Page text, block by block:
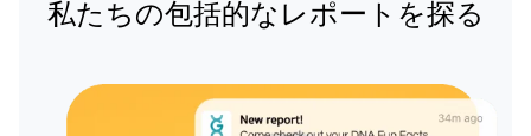
私たちの包括的なレポートを探る